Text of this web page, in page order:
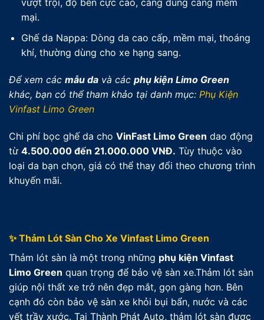
vượt trội, độ bền cực cao, càng dùng càng mềm
mại.
Ghế da Nappa: Dòng da cao cấp, mềm mại, thoáng
khí, thường dùng cho xe hạng sang.
Để xem các mẫu da và các phụ kiện Limo Green
khác, bạn có thể tham khảo tại danh mục: Phụ Kiện
Vinfast Limo Green
Chi phí bọc ghế da cho VinFast Limo Green dao động
từ 4.500.000 đến 21.000.000 VNĐ. Tùy thuộc vào
loại da bạn chọn, giá có thể thay đổi theo chương trình
khuyến mãi.
✨ Thảm Lót Sàn Cho Xe Vinfast Limo Green
Thảm lót sàn là một trong những phụ kiện Vinfast
Limo Green quan trọng để bảo vệ sàn xe.Thảm lót sàn
giúp nội thất xe trở nên đẹp mắt, gọn gàng hơn. Bên
cạnh đó còn bảo vệ sàn xe khỏi bụi bẩn, nước và các
vết trầy xước. Tại Thành Phát Auto, thảm lót sàn được